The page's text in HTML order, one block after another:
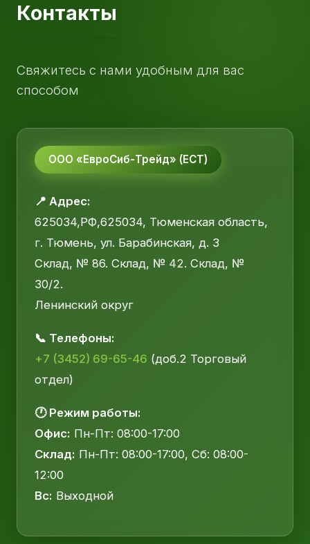
Контакты
Свяжитесь с нами удобным для вас
способом
ООО «ЕвроСиб-Трейд» (ЕСТ)
📍 Адрес:
625034,РФ,625034, Тюменская область,
г. Тюмень, ул. Барабинская, д. 3
Склад, № 86. Склад, № 42. Склад, №
30/2.
Ленинский округ
📞 Телефоны:
+7 (3452) 69-65-46 (доб.2 Торговый
отдел)
🕐 Режим работы:
Офис: Пн-Пт: 08:00-17:00
Склад: Пн-Пт: 08:00-17:00, Сб: 08:00-
12:00
Вс: Выходной